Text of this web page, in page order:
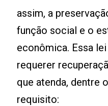
assim, a
função social e o
econômica. Essa
requerer
que atenda, dentre
requisito: